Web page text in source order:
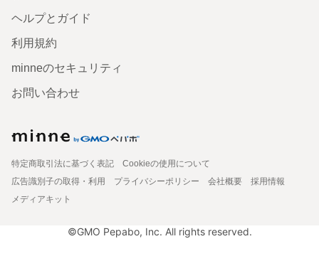
ヘルプとガイド
利用規約
minneのセキュリティ
お問い合わせ
特定商取引法に基づく表記
Cookieの使用について
広告識別子の取得・利用
プライバシーポリシー 会社概要
採用情報
メディアキット
©GMO Pepabo, Inc. All rights reserved.